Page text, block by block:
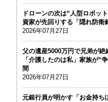
ドローンの次は“人型ロボッ
資家が先回りする「隠れ防衛
2026年07月27日
父の遺産5000万円で兄弟が絶
「介護したのは私」家族が“
間
2026年07月27日
元銀行員が明かす「お金持ち